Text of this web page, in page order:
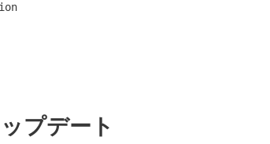
プデート